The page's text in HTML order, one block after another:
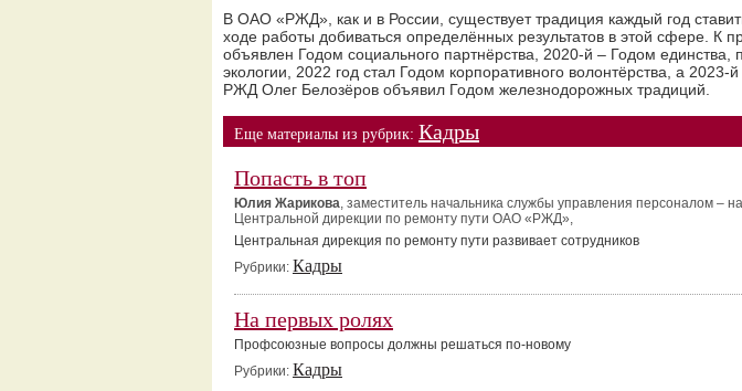
В ОАО «РЖД», как и в России, существует традиция каждый год
ходе работы добиваться определённых результатов в этой сфере. К
объявлен Годом социального партнёрства, 2020-й – Годом
экологии, 2022 год стал Годом корпоративного волонтёрства, а 2023-
РЖД Олег Белозёров объявил Годом железнодорожных традиций.
Еще материалы из рубрик: Кадры
Попасть в топ
Юлия Жарикова, заместитель начальника службы управления персоналом –
Центральной дирекции по ремонту пути ОАО «РЖД»,
Центральная дирекция по ремонту пути развивает сотрудников
Рубрики: Кадры
На первых ролях
Профсоюзные вопросы должны решаться по-новому
Рубрики: Кадры